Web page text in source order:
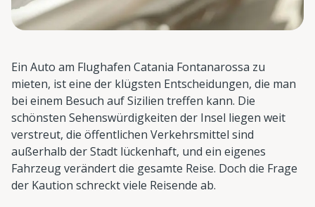
Ein Auto am Flughafen Catania Fontanarossa zu
mieten, ist eine der klügsten Entscheidungen, die man
bei einem Besuch auf Sizilien treffen kann. Die
schönsten Sehenswürdigkeiten der Insel liegen weit
verstreut, die öffentlichen Verkehrsmittel sind
außerhalb der Stadt lückenhaft, und ein eigenes
Fahrzeug verändert die gesamte Reise. Doch die Frage
der Kaution schreckt viele Reisende ab.